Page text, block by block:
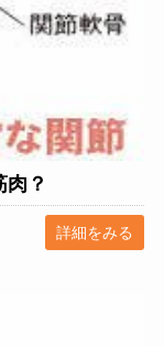
？
詳細をみる